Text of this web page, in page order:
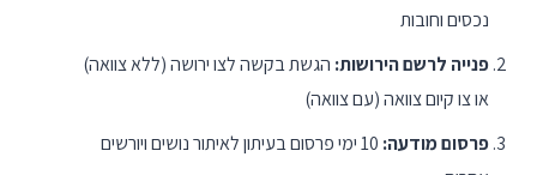
נכסים וחובות
פנייה לרשם הירושות: הגשת בקשה לצו ירושה (ללא צוואה)
או צו קיום צוואה (עם צוואה)
פרסום מודעה:
10 ימי פרסום בעיתון לאיתור נושים ויורשים